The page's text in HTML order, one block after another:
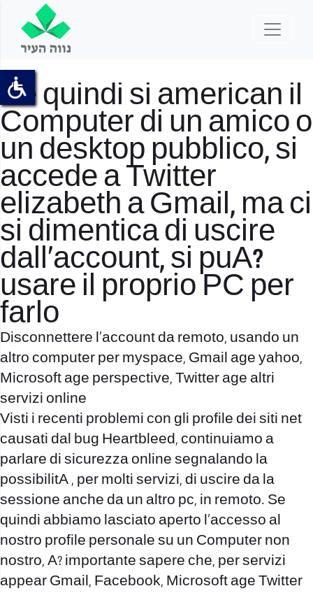
Se quindi si american il
Computer di un amico o
un desktop pubblico, si
accede a Twitter
elizabeth a Gmail, ma ci
si dimentica di uscire
dall’account, si puA?
usare il proprio PC per
farlo
Disconnettere l’account da remoto, usando un
altro computer per myspace, Gmail age yahoo,
Microsoft age perspective, Twitter age altri
servizi online
Visti i recenti problemi con gli profile dei siti net
causati dal bug Heartbleed, continuiamo a
parlare di sicurezza online segnalando la
possibilitA , per molti servizi, di uscire da la
sessione anche da un altro pc, in remoto. Se
quindi abbiamo lasciato aperto l’accesso al
nostro profile personale su un Computer non
nostro, A? importante sapere che, per servizi
appear Gmail, Facebook, Microsoft age Twitter